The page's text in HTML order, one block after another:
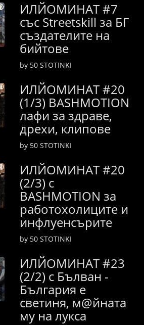
ИЛЙОМИНАТ #7
със Streetskill за БГ
създателите на
бийтове
by 50 STOTINKI
ИЛЙОМИНАТ #20
(1/3) BASHMOTION
лафи за здраве,
дрехи, клипове
by 50 STOTINKI
ИЛЙОМИНАТ #20
(2/3) с
BASHMOTION за
работохолиците и
инфлуенсърите
by 50 STOTINKI
ИЛЙОМИНАТ #23
(2/2) с Бълван -
България е
светиня, м@йната
му на лукса